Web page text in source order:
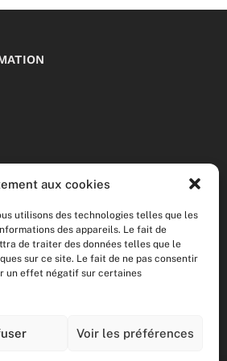
aux cookies
utilisons des technologies telles que les
des appareils. Le fait de
de traiter des données telles que le
sur ce site. Le fait de ne pas consentir
un effet négatif sur certaines
Voir les préférences
t